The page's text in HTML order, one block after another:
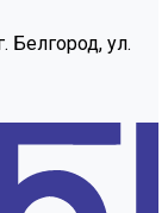
Белгород, ул.